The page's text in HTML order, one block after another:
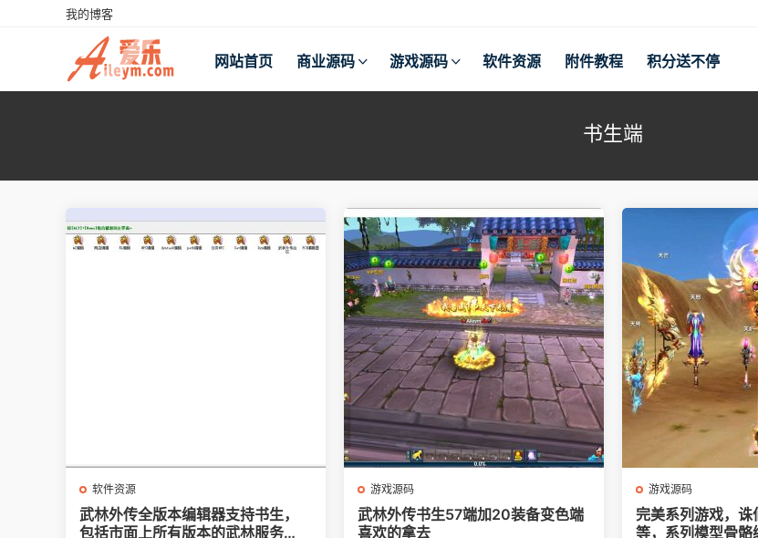
网站首页 商业源码 游戏源码 软件资源 附件教程 积分送不停
我的博客
书生端
软件资源
武林外传全版本编辑器支持书生，
包括市面上所有版本的武林服务
游戏源码
武林外传书生57端加20装备变色端
喜欢的拿去
游戏源码
完美系列游戏，诛
等，系列模型骨骼